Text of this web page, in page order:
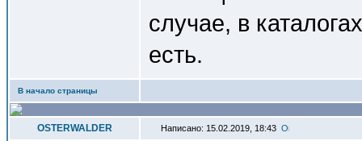
случае, в
есть.
В начало страницы
OSTERWALDER Написано: 15.02.2019, 18:43